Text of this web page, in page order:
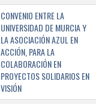
CONVENIO ENTRE LA
UNIVERSIDAD DE MURCIA Y
LA ASOCIACIÓN AZUL EN
ACCIÓN, PARA LA
COLABORACIÓN EN
PROYECTOS SOLIDARIOS EN
VISIÓN